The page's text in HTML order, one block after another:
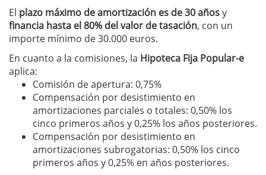
El plazo máximo de amortización es de 30 añosy
financia hasta el 80% del valor de tasación, con un
importe mínimo de30.000 euros.
En cuanto a la comisiones, la Hipoteca Fija Popular-e
aplica:
Comisión de apertura: 0,75%
Compensación por desistimiento en
amortizaciones parciales o totales: 0,50% los
cinco primeros años y 0,25% los años posteriores.
Compensación por desistimiento en
amortizaciones subrogatorias: 0,50% los cinco
primeros años y 0,25% en años posteriores.